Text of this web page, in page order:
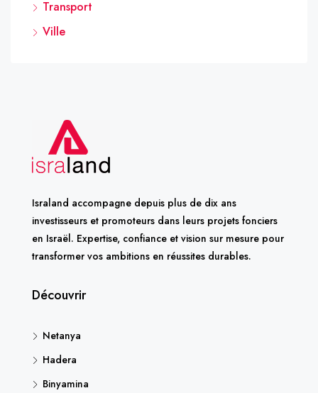
Transport
Ville
Israland accompagne depuis plus de dix ans
investisseurs et promoteurs dans leurs projets fonciers
en Israël. Expertise, confiance et vision sur mesure pour
transformer vos ambitions en réussites durables.
Découvrir
Netanya
Hadera
Binyamina